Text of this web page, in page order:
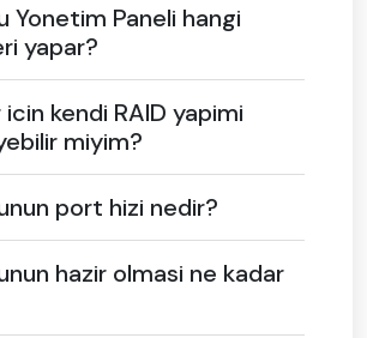
Yonetim Paneli hangi
yapar?
icin kendi RAID yapimi
miyim?
port hizi nedir?
hazir olmasi ne kadar